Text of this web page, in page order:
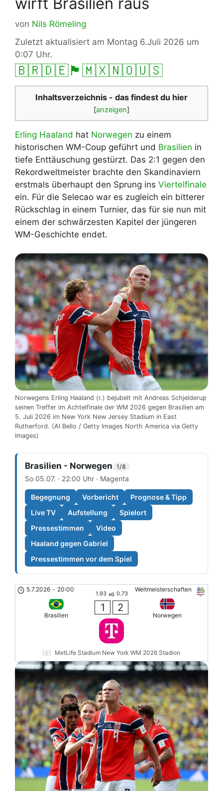
von Nils Römeling
Zuletzt aktualisiert am Montag 6.Juli 2026 um
0:07 Uhr.
🇧🇷🇩🇪🏴󠁧󠁢󠁥󠁮󠁧󠁿🇲🇽🇳🇴🇺🇸
Inhaltsverzeichnis - das findest du hier
[anzeigen]
Erling Haaland hat Norwegen zu einem
historischen WM-Coup geführt und Brasilien in
tiefe Enttäuschung gestürzt. Das 2:1 gegen den
Rekordweltmeister brachte den Skandinaviern
erstmals überhaupt den Sprung ins Viertelfinale
ein. Für die Selecao war es zugleich ein bitterer
Rückschlag in einem Turnier, das für sie nun mit
einem der schwärzesten Kapitel der jüngeren
WM-Geschichte endet.
Norwegens Erling Haaland (r.) bejubelt mit Andreas Schjelderup
seinen Treffer im Achtelfinale der WM 2026 gegen Brasilien am
5. Juli 2026 im New York New Jersey Stadium in East
Rutherford. (Al Bello / Getty Images North America via Getty
Images)
Brasilien - Norwegen 1/8
So 05.07. · 22:00 Uhr · Magenta
Begegnung Vorbericht
Prognose & Tipp
Live TV
Aufstellung
Spielort
Pressestimmen
Video
Haaland gegen Gabriel
Pressestimmen vor dem Spiel
Weltmeisterschaften
5.7.2026 - 20:00
Brasilien
1.93 xG 0.73
1 2
Norwegen
MetLife Stadium New York WM 2026 Stadion